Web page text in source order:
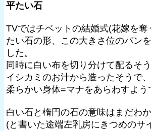
平たい石
TVではチベットの結婚式(花嫁を
たい石の形、この大きさ位のパン
した。
同時に白い布を切り分けて配るそ
イシカミのお汁から造ったそうで
柔らかい身体=マナをあらわすよう
白い石と楕円の石の意味はまだわか
(と書いた途端左乳房にきつめのサ